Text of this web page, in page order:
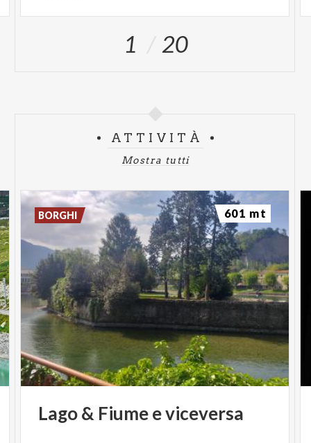
1 20
ATTIVITÀ
Mostra tutti
Lago& Fiumeeviceversa
BORGHI 601 mt